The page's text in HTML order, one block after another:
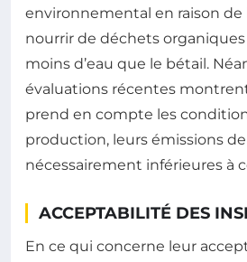
environnemental en raison de
nourrir de déchets
moins d’eau que le bétail.
évaluations récentes
prend en compte les
production, leurs émissions
nécessairement inférieures à
ACCEPTABILITÉ DES
En ce qui concerne leur